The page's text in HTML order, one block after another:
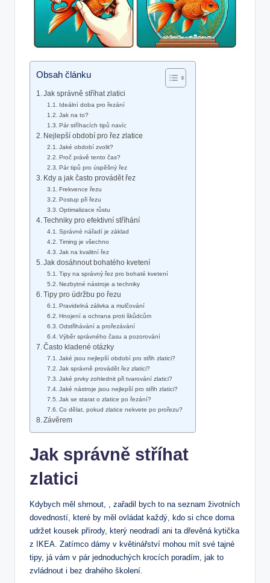
Obsah článku
Jak správně stříhat zlatici
Ideální doba pro řezání
Jak na to?
Pár stříhacích tipů navíc
Nejlepší období pro řez zlatice
Jaké období zvolit?
Proč právě tento čas?
Pár tipů pro úspěšný řez
Kdy a jak často provádět řez
Frekvence řezu
Postup při řezu
Optimalizace růstu
Techniky pro efektivní stříhání
Správné nářadí je základ
Timing je všechno
Jak na kvalitní řez
Jak dosáhnout bohatého kvetení
Tipy na správný řez pro bohaté kvetení
Nezbytné nástroje a techniky
Tipy pro údržbu po řezu
Pravidelná zálivka a mulčování
Hnojení a ochrana proti škůdcům
Odstřihávání a prořezávání
Výběr správného času a pozorování
Často kladené otázky
Jaké jsou nejlepší období pro střih zlatici?
Jak správně provádět řez zlatici?
Jaké prvky zohlednit při tvarování zlatici?
Jaké nástroje jsou nejlepší pro střih zlatici?
Jak se starat o zlatice po řezání?
Co dělat, pokud zlatice nekvete po prořezu?
Závěrem
Jak správně stříhat
zlatici
Kdybych měl shrnout, , zařadil bych to na seznam životních
dovedností, které by měl ovládat každý, kdo si chce doma
udržet kousek přírody, který neodradí ani ta dřevěná kytička
z IKEA. Zatímco dámy v květinářství mohou mít své tajné
tipy, já vám v pár jednoduchých krocích poradím, jak to
zvládnout i bez drahého školení.